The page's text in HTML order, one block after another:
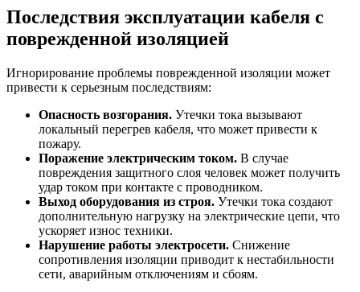
Последствия эксплуатации кабеля с
поврежденной изоляцией
Игнорирование проблемы поврежденной изоляции может
привести к серьезным последствиям:
Опасность возгорания. Утечки тока вызывают
локальный перегрев кабеля, что может привести к
пожару.
Поражение электрическим током. В случае
повреждения защитного слоя человек может получить
удар током при контакте с проводником.
Выход оборудования из строя. Утечки тока создают
дополнительную нагрузку на электрические цепи, что
ускоряет износ техники.
Нарушение работы электросети. Снижение
сопротивления изоляции приводит к нестабильности
сети, аварийным отключениям и сбоям.